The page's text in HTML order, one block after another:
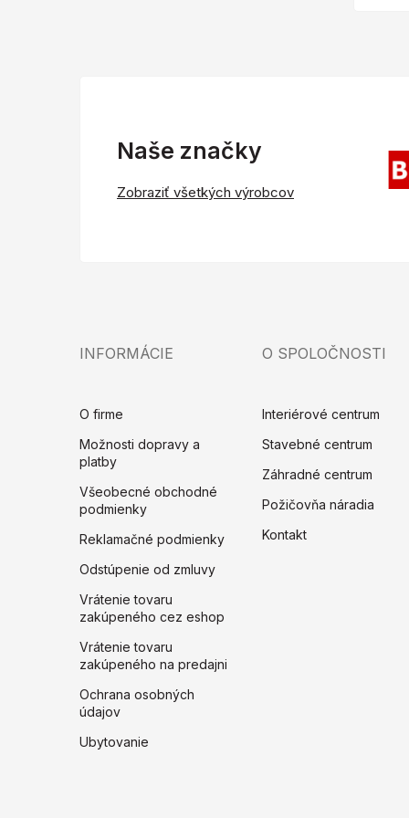
Naše značky
Zobraziť všetkých výrobcov
INFORMÁCIE
O firme
Možnosti dopravy a
platby
Všeobecné obchodné
podmienky
Reklamačné podmienky
Odstúpenie od zmluvy
Vrátenie tovaru
zakúpeného cez eshop
Vrátenie tovaru
zakúpeného na predajni
Ochrana osobných
údajov
Ubytovanie
O SPOLOČNOSTI
Interiérové centrum
Stavebné centrum
Záhradné centrum
Požičovňa náradia
Kontakt